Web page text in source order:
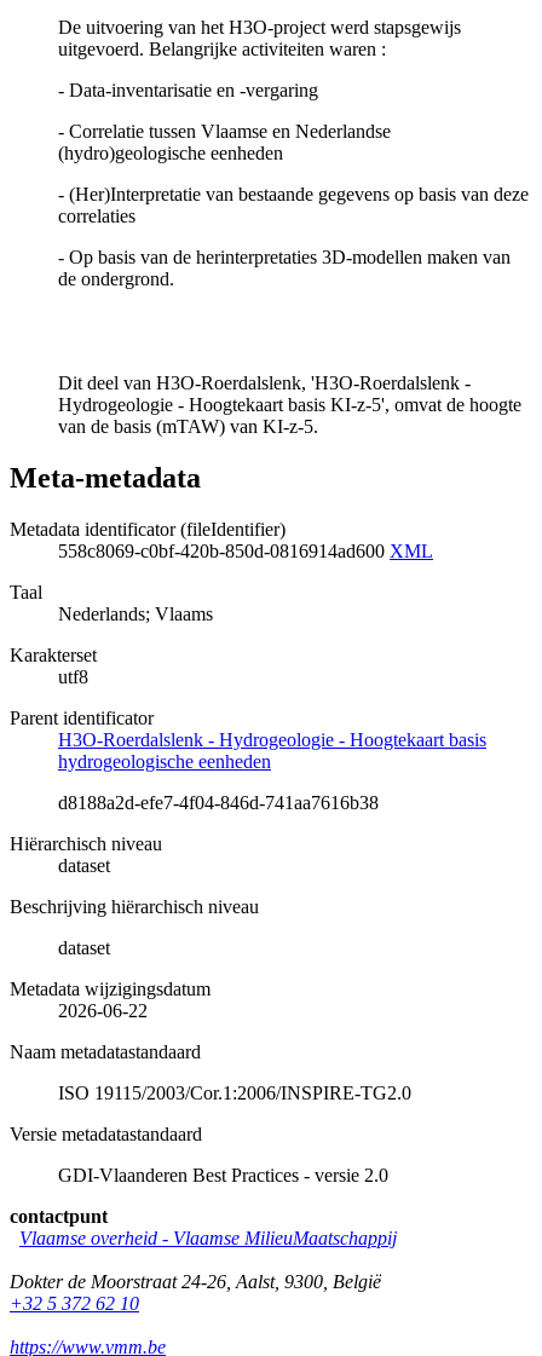
De uitvoering van het H3O-project werd stapsgewijs
uitgevoerd. Belangrijke activiteiten waren :
- Data-inventarisatie en -vergaring
- Correlatie tussen Vlaamse en Nederlandse
(hydro)geologische eenheden
- (Her)Interpretatie van bestaande gegevens op basis van deze
correlaties
- Op basis van de herinterpretaties 3D-modellen maken van
de ondergrond.
Dit deel van H3O-Roerdalslenk, 'H3O-Roerdalslenk -
Hydrogeologie - Hoogtekaart basis KI-z-5', omvat de hoogte
van de basis (mTAW) van KI-z-5.
Meta-metadata
Metadata identificator (fileIdentifier)
558c8069-c0bf-420b-850d-0816914ad600 XML
Taal
Nederlands; Vlaams
Karakterset
utf8
Parent identificator
H3O-Roerdalslenk - Hydrogeologie - Hoogtekaart basis
hydrogeologische eenheden
d8188a2d-efe7-4f04-846d-741aa7616b38
Hiërarchisch niveau
dataset
Beschrijving hiërarchisch niveau
dataset
Metadata wijzigingsdatum
2026-06-22
Naam metadatastandaard
ISO 19115/2003/Cor.1:2006/INSPIRE-TG2.0
Versie metadatastandaard
GDI-Vlaanderen Best Practices - versie 2.0
contactpunt
Vlaamse overheid - Vlaamse MilieuMaatschappij
Dokter de Moorstraat 24-26 Aalst, 9300 België
+32 5 372 62 10
https://www.vmm.be